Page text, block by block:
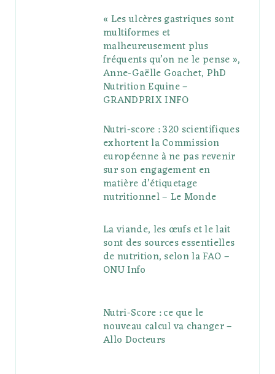
« Les ulcères gastriques sont
multiformes et
malheureusement plus
fréquents qu’on ne le pense »,
Anne-Gaëlle Goachet, PhD
Nutrition Equine –
GRANDPRIX INFO
Nutri-score : 320 scientifiques
exhortent la Commission
européenne à ne pas revenir
sur son engagement en
matière d’étiquetage
nutritionnel – Le Monde
La viande, les œufs et le lait
sont des sources essentielles
de nutrition, selon la FAO –
ONU Info
Nutri-Score : ce que le
nouveau calcul va changer –
Allo Docteurs